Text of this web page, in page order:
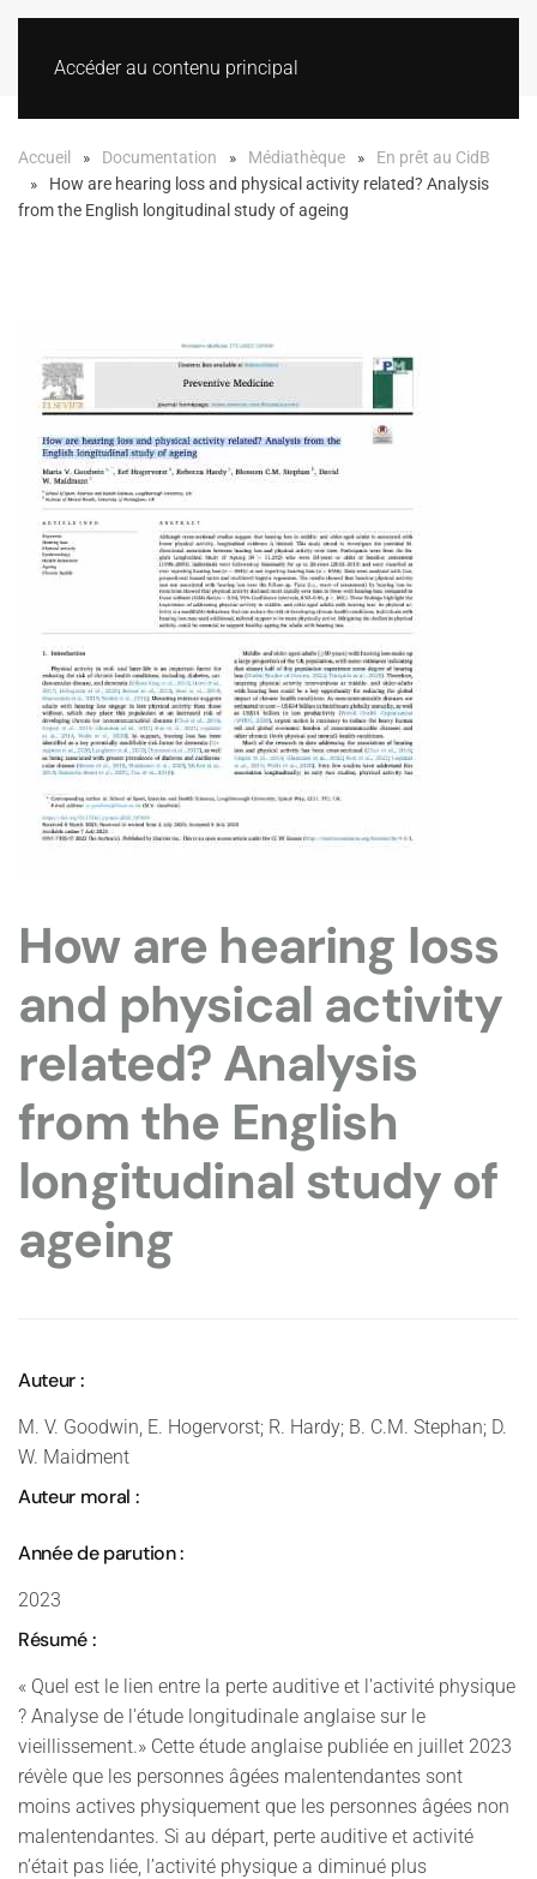
Accéder au contenu principal
Accueil Documentation Médiathèque
En prêt au CidB
How are hearing loss and physical activity related? Analysis
from the English longitudinal study of ageing
How are hearing loss
and physical activity
related? Analysis
from the English
longitudinal study of
ageing
Auteur :
M. V. Goodwin, E. Hogervorst; R. Hardy; B. C.M. Stephan; D.
W. Maidment
Auteur moral :
Année de parution :
2023
Résumé :
« Quel est le lien entre la perte auditive et l'activité physique
? Analyse de l'étude longitudinale anglaise sur le
vieillissement.» Cette étude anglaise publiée en juillet 2023
révèle que les personnes âgées malentendantes sont
moins actives physiquement que les personnes âgées non
malentendantes. Si au départ, perte auditive et activité
n’était pas liée, l’activité physique a diminué plus